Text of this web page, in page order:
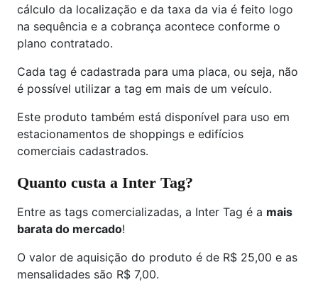
cálculo da localização e da taxa da via é feito logo
na sequência e a cobrança acontece conforme o
plano contratado.
Cada tag é cadastrada para uma placa, ou seja, não
é possível utilizar a tag em mais de um veículo.
Este produto também está disponível para uso em
estacionamentos de shoppings e edifícios
comerciais cadastrados.
Quanto custa a Inter Tag?
Entre as tags comercializadas, a Inter Tag é a mais
barata do mercado!
O valor de aquisição do produto é de R$ 25,00 e as
mensalidades são R$ 7,00.